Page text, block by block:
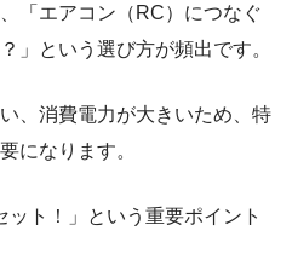
「エアコン（RC）につなぐ
」という選び方が頻出です。
、消費電力が大きいため、特
になります。
ット！」という重要ポイント